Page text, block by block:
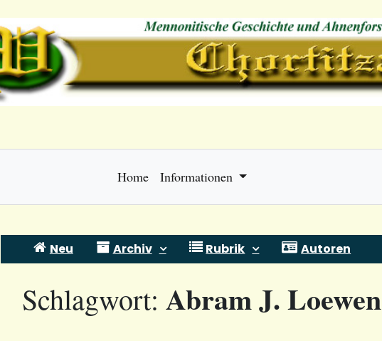
Home Informationen
Skip
content
Neu Archiv Rubrik Autoren
Schlagwort: Abram J. Loewen